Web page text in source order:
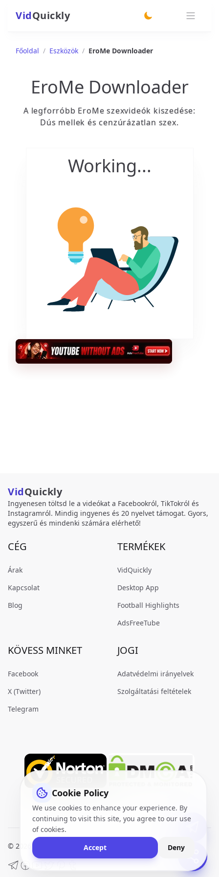
VidQuickly
Főoldal / Eszközök / EroMe Downloader
EroMe Downloader
A legforróbb EroMe szexvideók kiszedése:
Dús mellek és cenzúrázatlan szex.
Working...
VidQuickly
Ingyenesen töltsd le a videókat a Facebookról, TikTokról és
Instagramról. Mindig ingyenes és 20 nyelvet támogat. Gyors,
egyszerű és mindenki számára elérhető!
CÉG
Árak
Kapcsolat
Blog
TERMÉKEK
VidQuickly
Desktop App
Football Highlights
AdsFreeTube
KÖVESS MINKET
Facebook
X (Twitter)
Telegram
JOGI
Adatvédelmi irányelvek
Szolgáltatási feltételek
© 2026 VidQuickly.com™. All Rights Reserved. Sitemap
Cookie Policy
We use cookies to enhance your experience. By
continuing to visit this site, you agree to our use
of cookies.
Accept
Deny